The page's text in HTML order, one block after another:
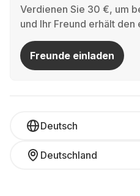
Verdienen Sie 30 €, um
und Ihr Freund erhält den
Freunde einladen
Deutsch
Deutschland